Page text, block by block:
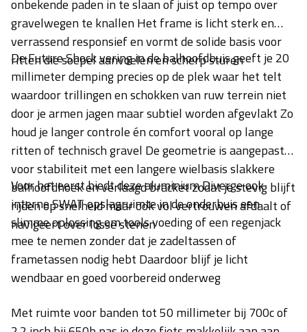
onbekende paden in te slaan of juist op tempo over
gravelwegen te knallen Het frame is licht sterk en
verrassend responsief en vormt de solide basis voor
ritten die soepel aanvoelen en scherp sturen
De Future Shock vering in de balhoofdbuis geeft je 20
millimeter demping precies op de plek waar het telt
waardoor trillingen en schokken van ruw terrein niet
door je armen jagen maar subtiel worden afgevlakt Zo
houd je langer controle én comfort vooral op lange
ritten of technisch gravel De geometrie is aangepast
voor stabiliteit met een langere wielbasis slakkere
balhoofdhoek en verlaagd bracket zodat je stevig blijft
rijden op snelheid maar ook vol vertrouwen afdaalt of
navigeert over losse stenen
Voor het eerst biedt deze aluminium Diverge ook
interne SWAT opslagruimte in de onderbuis een
slimme oplossing om tools voeding of een regenjack
mee te nemen zonder dat je zadeltassen of
frametassen nodig hebt Daardoor blijf je licht
wendbaar en goed voorbereid onderweg
Met ruimte voor banden tot 50 millimeter bij 700c of